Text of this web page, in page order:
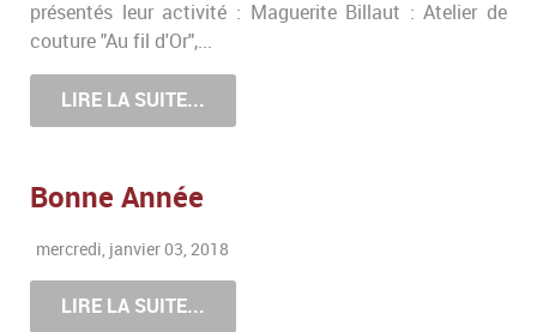
présentés leur activité : Maguerite Billaut : Atelier de
couture "Au fil d'Or",...
LIRE LA SUITE...
Bonne Année
mercredi, janvier 03, 2018
LIRE LA SUITE...